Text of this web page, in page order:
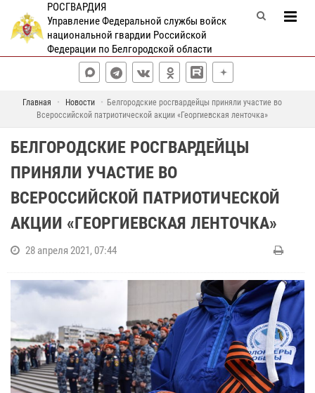
РОСГВАРДИЯ
Управление Федеральной службы войск
национальной гвардии Российской
Федерации по Белгородской области
Главная Новости
Белгородские росгвардейцы приняли участие во
Всероссийской патриотической акции «Георгиевская ленточка»
БЕЛГОРОДСКИЕ РОСГВАРДЕЙЦЫ
ПРИНЯЛИ УЧАСТИЕ ВО
ВСЕРОССИЙСКОЙ ПАТРИОТИЧЕСКОЙ
АКЦИИ «ГЕОРГИЕВСКАЯ ЛЕНТОЧКА»
28 апреля 2021, 07:44